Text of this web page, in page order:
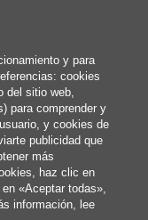
y para
cookies
del sitio web,
para comprender y
y cookies de
publicidad que
más
haz clic en
«Aceptar todas»,
información, lee